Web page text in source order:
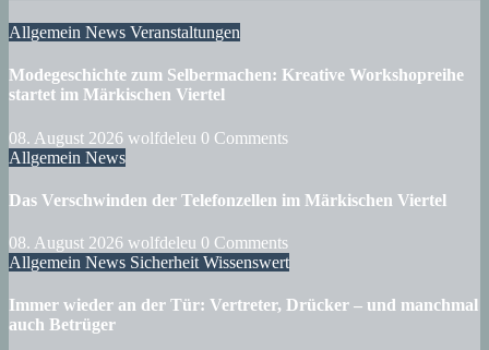
Allgemein News Veranstaltungen
Modegeschichte zum Selbermachen: Kreative Workshopreihe
startet im Märkischen Viertel
08. August 2026 wolfdeleu 0 Comments
Allgemein News
Das Verschwinden der Telefonzellen im Märkischen Viertel
08. August 2026 wolfdeleu 0 Comments
Allgemein News Sicherheit Wissenswert
Immer wieder an der Tür: Vertreter, Drücker – und manchmal
auch Betrüger